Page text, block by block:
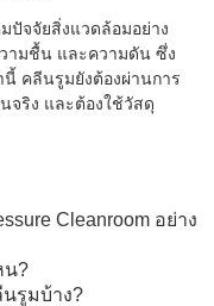
ปัจจัยสิ่งแวดล้อมอย่าง
ามชื้น และความดัน ซึ่ง
นี้ คลีนรูมยังต้องผ่านการ
จริง และต้องใช้วัสดุ
Cleanroom อย่าง
น?
นรูมบ้าง?